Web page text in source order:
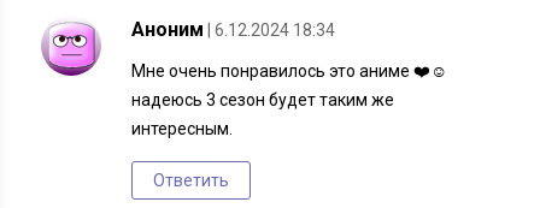
Аноним | 6.12.2024 18:34
Мне очень понравилось это аниме ❤️☺️
надеюсь 3 сезон будет таким же
интересным.
Ответить